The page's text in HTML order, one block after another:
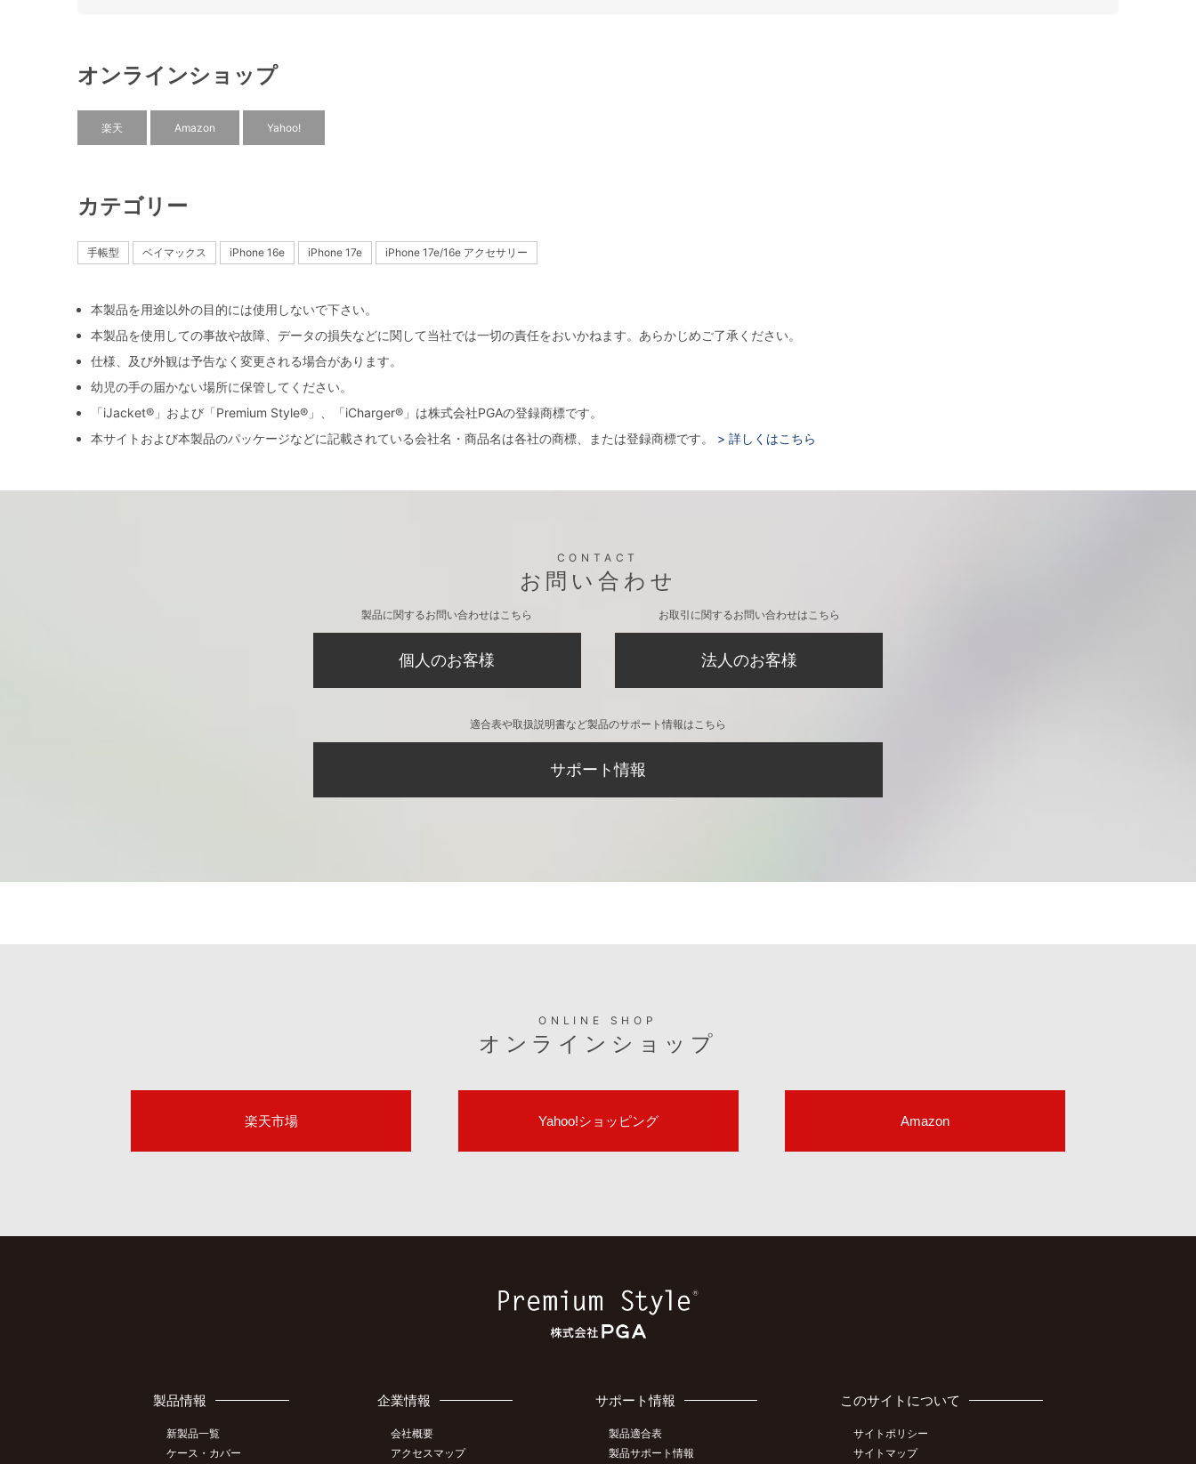
オンラインショップ
楽天 Amazon Yahoo!
カテゴリー
手帳型 ベイマックス iPhone 16e iPhone 17e iPhone 17e/16e アクセサリー
本製品を用途以外の目的には使用しないで下さい。
本製品を使用しての事故や故障、データの損失などに関して当社では一切の責任をおいかねます。あらかじめご了承ください。
仕様、及び外観は予告なく変更される場合があります。
幼児の手の届かない場所に保管してください。
「iJacket®」および「Premium Style®」、「iCharger®」は株式会社PGAの登録商標です。
本サイトおよび本製品のパッケージなどに記載されている会社名・商品名は各社の商標、または登録商標です。
> 詳しくはこちら
CONTACT
お問い合わせ
製品に関するお問い合わせはこちら
個人のお客様
お取引に関するお問い合わせはこちら
法人のお客様
適合表や取扱説明書など製品のサポート情報はこちら
サポート情報
ONLINE SHOP
オンラインショップ
楽天市場 Yahoo!ショッピング Amazon
製品情報
新製品一覧
ケース・カバー
企業情報
会社概要
アクセスマップ
サポート情報
製品適合表
製品サポート情報
このサイトについて
サイトポリシー
サイトマップ